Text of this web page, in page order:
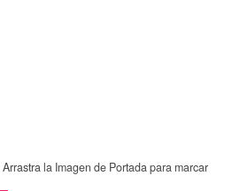
Arrastra la Imagen de Portada para marcar